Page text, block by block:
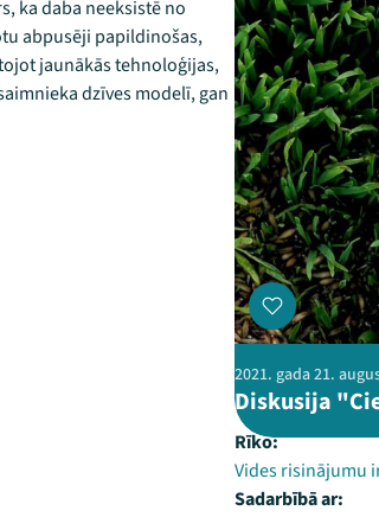
ka daba neeksistē no
abpusēji papildinošas,
jaunākās tehnoloģijas,
dzīves modelī, gan
2021. gada 21.
Diskusija
Rīko:
Vides risinājumu
Sadarbībā ar: